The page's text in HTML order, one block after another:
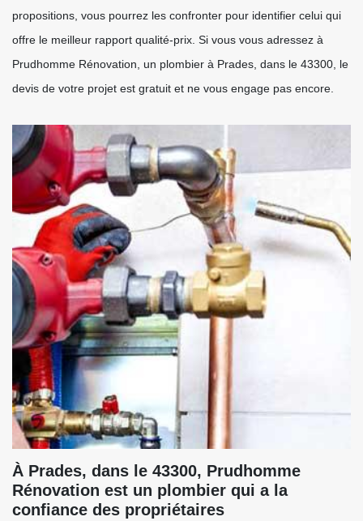
propositions, vous pourrez les confronter pour identifier celui qui
offre le meilleur rapport qualité-prix. Si vous vous adressez à
Prudhomme Rénovation, un plombier à Prades, dans le 43300, le
devis de votre projet est gratuit et ne vous engage pas encore.
À Prades, dans le 43300, Prudhomme
Rénovation est un plombier qui a la
confiance des propriétaires